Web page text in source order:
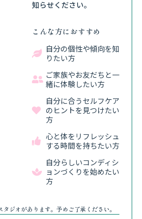
知らせください。
こんな方におすすめ
自分の個性や傾向を知
りたい方
ご家族やお友だちと一
緒に体験したい方
自分に合うセルフケア
のヒントを見つけたい
方
心と体をリフレッシュ
する時間を持ちたい方
自分らしいコンディシ
ョンづくりを始めたい
方
ジオがあります。予めご了承ください。